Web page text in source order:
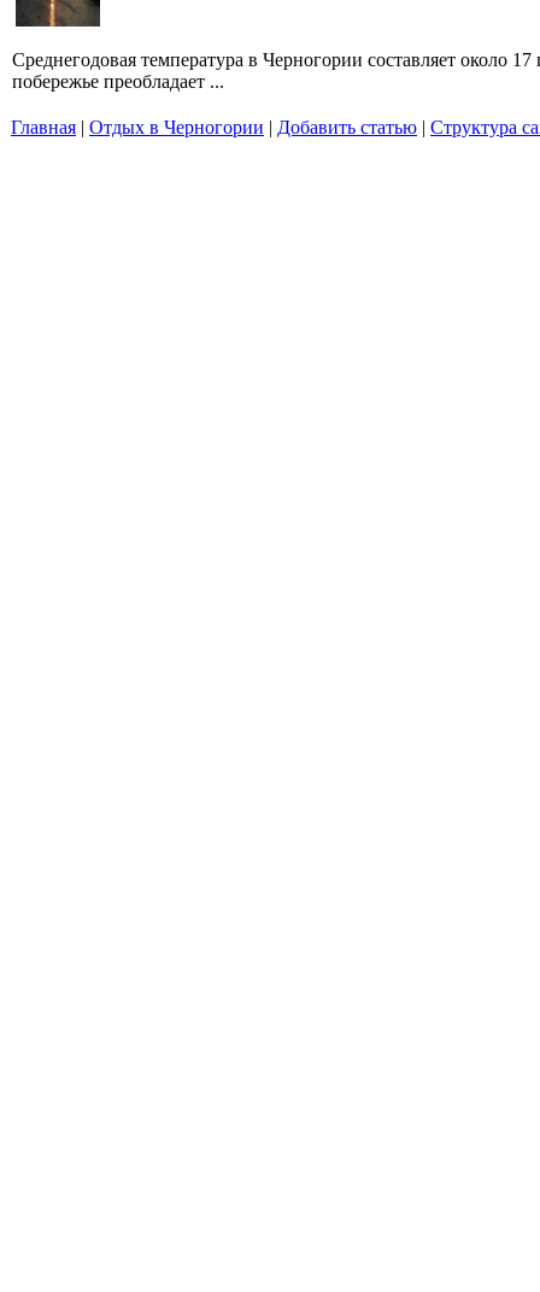
Среднегодовая температура в Черногории составляет около
побережье преобладает ...
Главная | Отдых в Черногории | Добавить статью | Структура